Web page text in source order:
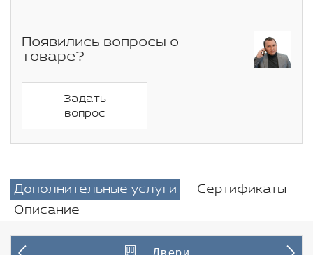
Появились вопросы о
товаре?
Задать
вопрос
Дополнительные услуги
Сертификаты
Описание
Двери